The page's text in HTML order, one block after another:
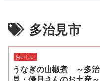
多治見市
おいしい
うなぎの山椒煮 ～多治
見・優月さんのお土産～